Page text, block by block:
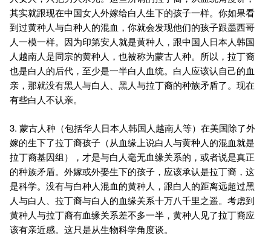
其实就跟现在中国女人外嫁给白人生下的孩子一样。你如果看
到过黄种人与白种人的混血，你就会发现他们的孩子跟墨西哥
人一模一样。因为印第安人就是黄种人，跟中国人日本人韩国
人越南人是同宗的黄种人，也被称为蒙古人种。所以，拉丁裔
也是白人的后代，至少是一半白人血统。白人应该认自己的血
亲，那就没有黑人与白人、黑人与拉丁裔的种族矛盾了。现在
有些白人不认亲。
3. 蒙古人种（包括华人日本人韩国人越南人等）在美国除了外
嫁的生下了拉丁裔孩子（从血缘上说白人与黄种人的混血就是
拉丁裔基因组），才是与白人毫无血缘关系的，或者说是真正
的种族矛盾。外嫁或外娶生下的孩子，应该承认是拉丁裔，这
是科学。没有与白种人混血的黄种人，跟白人的距离远超过黑
人与白人、拉丁裔与白人的血缘关系十万八千里之遥。考虑到
黄种人与拉丁裔有血缘关系差不多一半，黄种人见了拉丁裔应
该有亲近感。这只是从生物科学角度谈。